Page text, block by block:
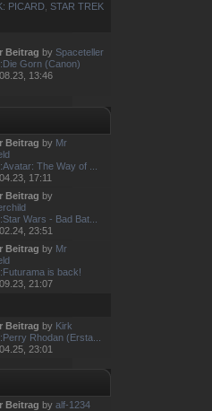
PICARD ,STAR TREK
Beitrag by Spaceteller
Gorn (Canon)
13:46
Beitrag by Mr
The Way of ...
17:11
Beitrag by
Wars - Bad Bat...
23:51
Beitrag by Mr
is back!
21:07
Beitrag by Kirk
Rhodan (Ersta...
23:01
Beitrag by alf-1234